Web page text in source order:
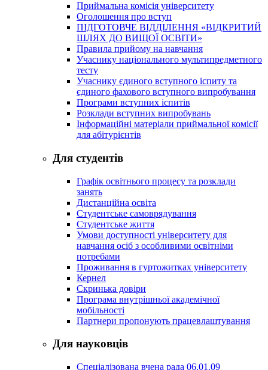
Приймальна комісія університету
Оголошення про вступ
ПІДГОТОВЧЕ ВІДДІЛЕННЯ «ВІДКРИТИЙ
ШЛЯХ ДО ВИЩОЇ ОСВІТИ»
Правила прийому на навчання
Учаснику національного мультипредметного
тесту
Учаснику єдиного вступного іспиту та
єдиного фахового вступного випробування
Програми вступних іспитів
Розклади вступних випробувань
Інформаційні матеріали приймальної комісії
для абітурієнтів
Для студентів
Графік освітнього процесу та розклади
занять
Дистанційна освіта
Студентське самоврядування
Студентське життя
Умови доступності університету для
навчання осіб з особливими освітніми
потребами
Проживання в гуртожитках університету
Кернел
Скринька довіри
Програма внутрішньої академічної
мобільності
Партнери пропонують працевлаштування
Для науковців
Спеціалізована вчена рада 06.01.09